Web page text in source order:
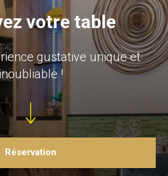
votre table
gustative unique et
!
Réservation